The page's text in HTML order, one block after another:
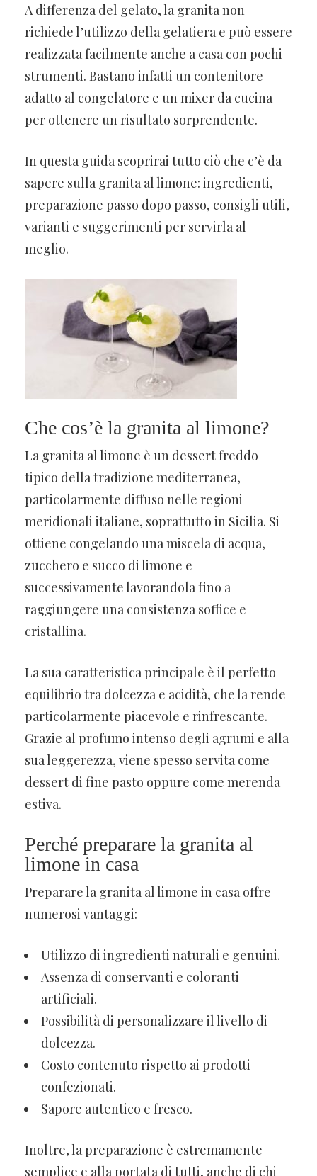
A differenza del gelato, la granita non
richiede l’utilizzo della gelatiera e può essere
realizzata facilmente anche a casa con pochi
strumenti. Bastano infatti un contenitore
adatto al congelatore e un mixer da cucina
per ottenere un risultato sorprendente.
In questa guida scoprirai tutto ciò che c’è da
sapere sulla granita al limone: ingredienti,
preparazione passo dopo passo, consigli utili,
varianti e suggerimenti per servirla al
meglio.
Che cos’è la granita al limone?
La granita al limone è un dessert freddo
tipico della tradizione mediterranea,
particolarmente diffuso nelle regioni
meridionali italiane, soprattutto in Sicilia. Si
ottiene congelando una miscela di acqua,
zucchero e succo di limone e
successivamente lavorandola fino a
raggiungere una consistenza soffice e
cristallina.
La sua caratteristica principale è il perfetto
equilibrio tra dolcezza e acidità, che la rende
particolarmente piacevole e rinfrescante.
Grazie al profumo intenso degli agrumi e alla
sua leggerezza, viene spesso servita come
dessert di fine pasto oppure come merenda
estiva.
Perché preparare la granita al
limone in casa
Preparare la granita al limone in casa offre
numerosi vantaggi:
Utilizzo di ingredienti naturali e genuini.
Assenza di conservanti e coloranti
artificiali.
Possibilità di personalizzare il livello di
dolcezza.
Costo contenuto rispetto ai prodotti
confezionati.
Sapore autentico e fresco.
Inoltre, la preparazione è estremamente
semplice e alla portata di tutti, anche di chi